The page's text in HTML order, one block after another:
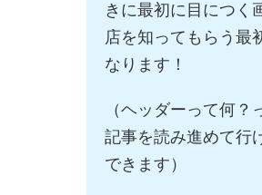
きに最初に目につく
店を知ってもらう最
なります！
（ヘッダーって何？
記事を読み進めて行
できます）